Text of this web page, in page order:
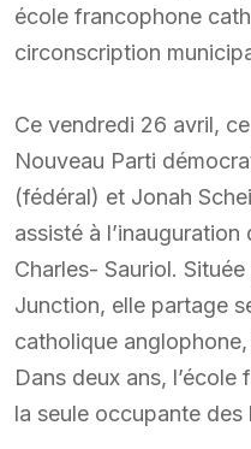
école francophone
circonscription
Ce vendredi 26 avril,
Nouveau Parti
(fédéral) et Jonah
assisté à l’inauguration
Charles- Sauriol.
Junction, elle partage
catholique
Dans deux ans,
la seule occupante des